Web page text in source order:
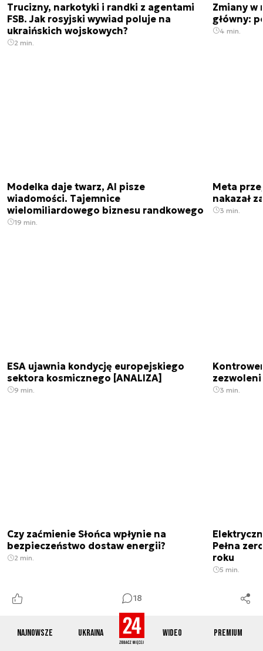
Najnowsze Ukraina Wideo Premium
18
Trucizny, narkotyki i randki z agentami
FSB. Jak rosyjski wywiad poluje na
ukraińskich wojskowych?
2 min.
Zmiany w
główny:
4 min.
Modelka daje twarz, AI pisze
wiadomości. Tajemnice
wielomiliardowego biznesu randkowego
19 min.
Meta
nakazał
3 min.
ESA ujawnia kondycję europejskiego
sektora kosmicznego [ANALIZA]
9 min. 3 min.
Czy zaćmienie Słońca wpłynie na
bezpieczeństwo dostaw energii?
2 min.
Pełna
roku
5 min.